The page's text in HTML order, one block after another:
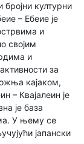
културни
– Ебеие је
и
својим
и
за
кајаком,
– Квајалеин је
је база
У њему се
јапански